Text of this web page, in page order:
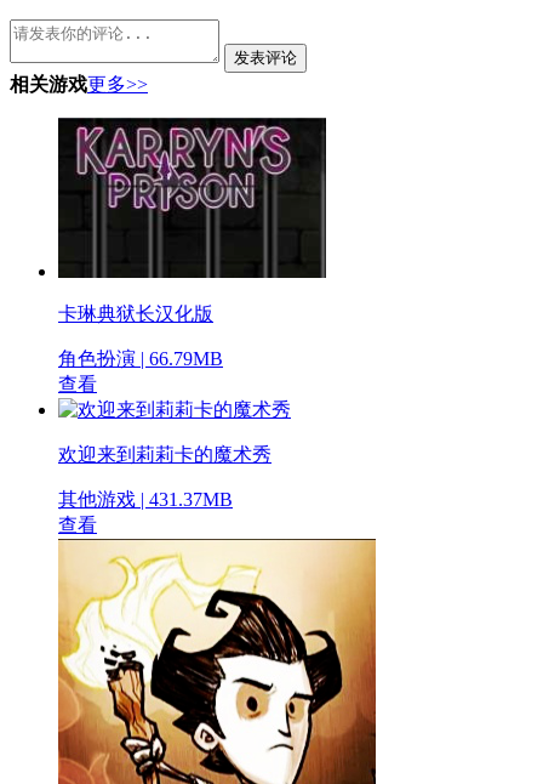
发表评论
相关游戏更多>>
卡琳典狱长汉化版
角色扮演 | 66.79MB
查看
欢迎来到莉莉卡的魔术秀
其他游戏 | 431.37MB
查看